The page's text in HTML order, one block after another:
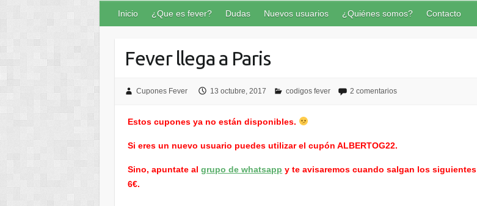
Inicio ¿Que es fever? Dudas Nuevos usuarios ¿Quiénes somos? Contacto
Fever llega a Paris
Cupones Fever 13 octubre, 2017 codigos fever 2 comentarios
Estos cupones ya no están disponibles.
Si eres un nuevo usuario puedes utilizar el cupón ALBERTOG22.
Sino, apuntate algrupo de whatsapp y te avisaremos cuando salgan los siguientes
6€.